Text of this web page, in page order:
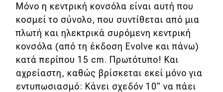
Μόνο η κεντρική κονσόλα είναι αυτή που
κοσμεί το σύνολο, που συντίθεται από μια
πλωτή και ηλεκτρικά συρόμενη κεντρική
κονσόλα (από τη έκδοση Evolve και πάνω)
κατά περίπου 15 cm. Πρωτότυπο! Και
αχρείαστη, καθώς βρίσκεται εκεί μόνο για
εντυπωσιασμό: Κάνει σχεδόν 10” να πάει